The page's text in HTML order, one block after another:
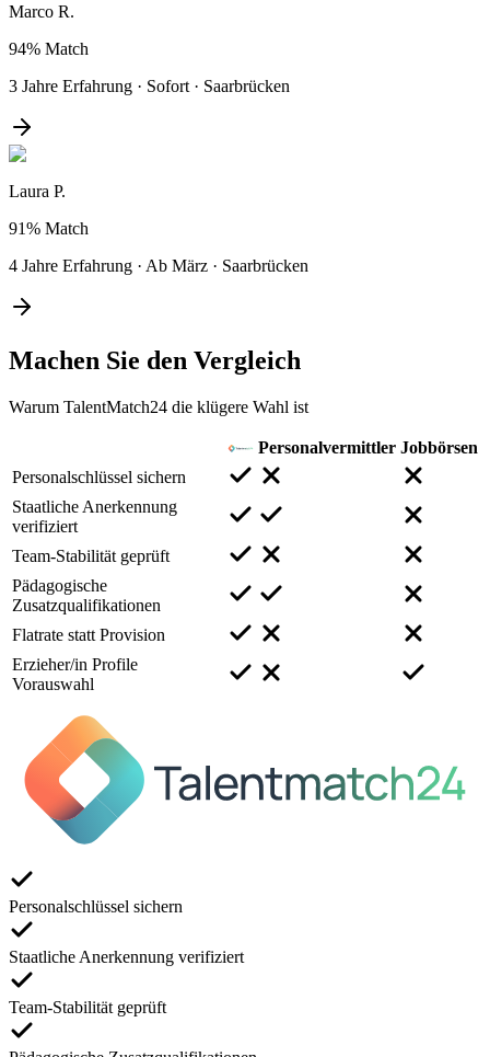
Marco R.
94% Match
3 Jahre Erfahrung · Sofort · Saarbrücken
Laura P.
91% Match
4 Jahre Erfahrung · Ab März · Saarbrücken
Machen Sie den Vergleich
Warum TalentMatch24 die klügere Wahl ist
Personalvermittler Jobbörsen
Personalschlüssel sichern
Staatliche Anerkennung
verifiziert
Team-Stabilität geprüft
Pädagogische
Zusatzqualifikationen
Flatrate statt Provision
Erzieher/in Profile
Vorauswahl
Personalschlüssel sichern
Staatliche Anerkennung verifiziert
Team-Stabilität geprüft